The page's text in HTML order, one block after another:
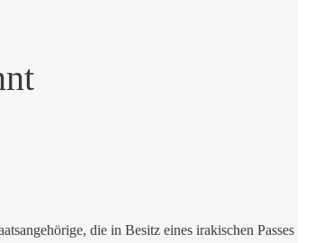
die in Besitz eines irakischen Passes